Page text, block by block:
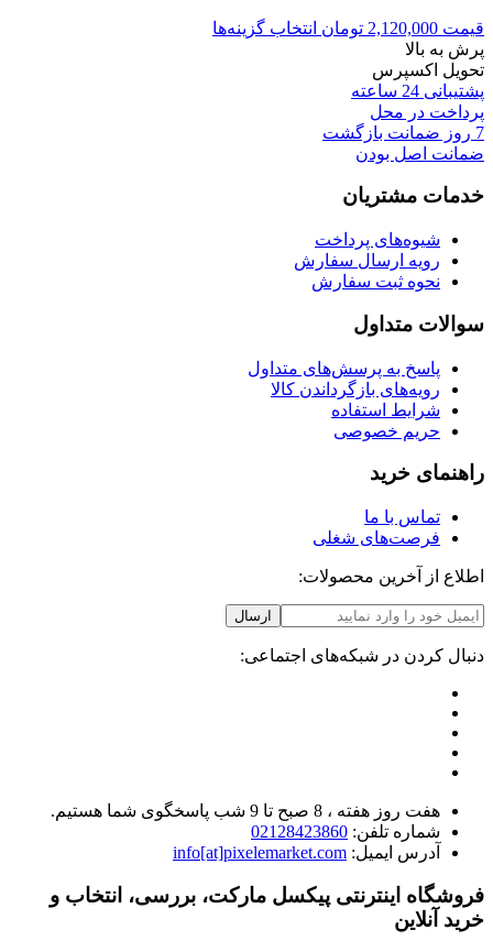
قیمت 2,120,000 تومان انتخاب گزینه‌ها
پرش به بالا
تحویل اکسپرس
پشتیبانی 24 ساعته
پرداخت در محل
7 روز ضمانت بازگشت
ضمانت اصل بودن
خدمات مشتریان
شیوه‌های پرداخت
رویه ارسال سفارش
نحوه ثبت سفارش
سوالات متداول
پاسخ به پرسش‌های متداول
رویه‌های بازگرداندن کالا
شرایط استفاده
حریم خصوصی
راهنمای خرید
تماس با ما
فرصت‌های شغلی
اطلاع از آخرین محصولات:
ارسال
دنبال کردن در شبکه‌های اجتماعی:
هفت روز هفته ، 8 صبح تا 9 شب پاسخگوی شما هستیم.
شماره تلفن: 02128423860
آدرس ایمیل: info[at]pixelemarket.com
فروشگاه اینترنتی پیکسل مارکت، بررسی، انتخاب و
خرید آنلاین